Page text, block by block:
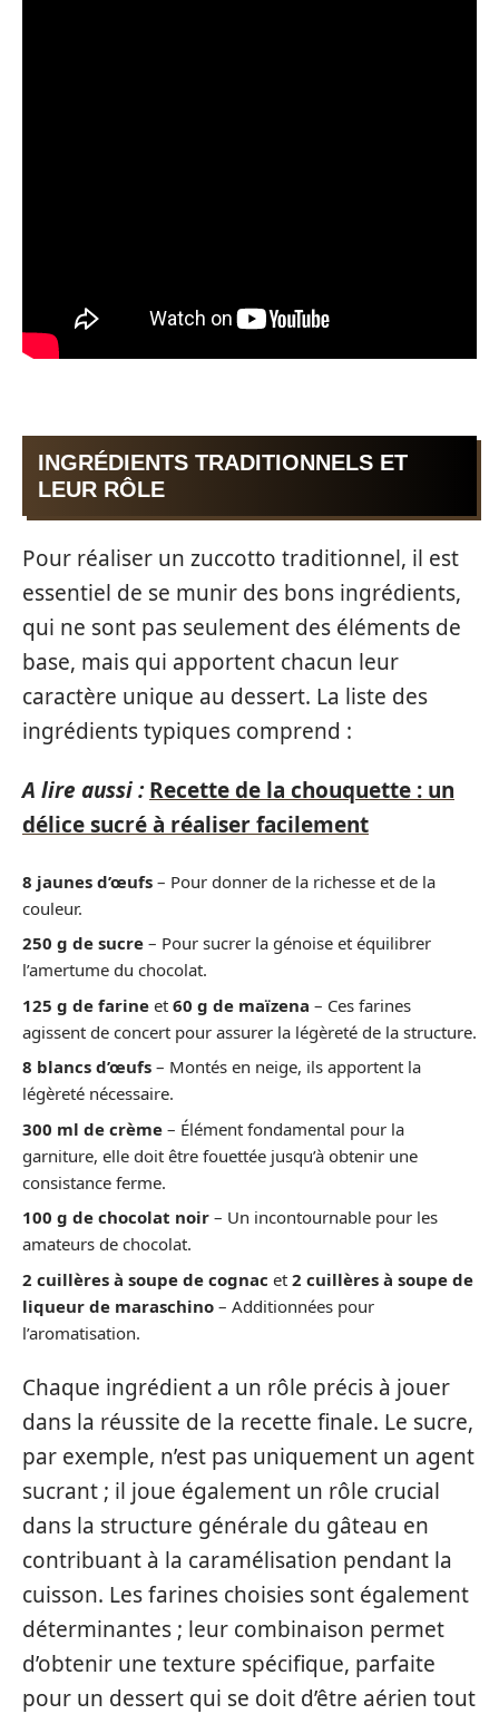
INGRÉDIENTS TRADITIONNELS ET
LEUR RÔLE
Pour réaliser un zuccotto traditionnel, il est
essentiel de se munir des bons ingrédients,
qui ne sont pas seulement des éléments de
base, mais qui apportent chacun leur
caractère unique au dessert. La liste des
ingrédients typiques comprend :
A lire aussi : Recette de la chouquette : un
délice sucré à réaliser facilement
8 jaunes d’œufs – Pour donner de la richesse et de la
couleur.
250 g de sucre – Pour sucrer la génoise et équilibrer
l’amertume du chocolat.
125 g de farine et 60 g de maïzena – Ces farines
agissent de concert pour assurer la légèreté de la structure.
8 blancs d’œufs – Montés en neige, ils apportent la
légèreté nécessaire.
300 ml de crème – Élément fondamental pour la
garniture, elle doit être fouettée jusqu’à obtenir une
consistance ferme.
100 g de chocolat noir – Un incontournable pour les
amateurs de chocolat.
2 cuillères à soupe de cognac et 2 cuillères à soupe de
liqueur de maraschino – Additionnées pour
l’aromatisation.
Chaque ingrédient a un rôle précis à jouer
dans la réussite de la recette finale. Le sucre,
par exemple, n’est pas uniquement un agent
sucrant ; il joue également un rôle crucial
dans la structure générale du gâteau en
contribuant à la caramélisation pendant la
cuisson. Les farines choisies sont également
déterminantes ; leur combinaison permet
d’obtenir une texture spécifique, parfaite
pour un dessert qui se doit d’être aérien tout